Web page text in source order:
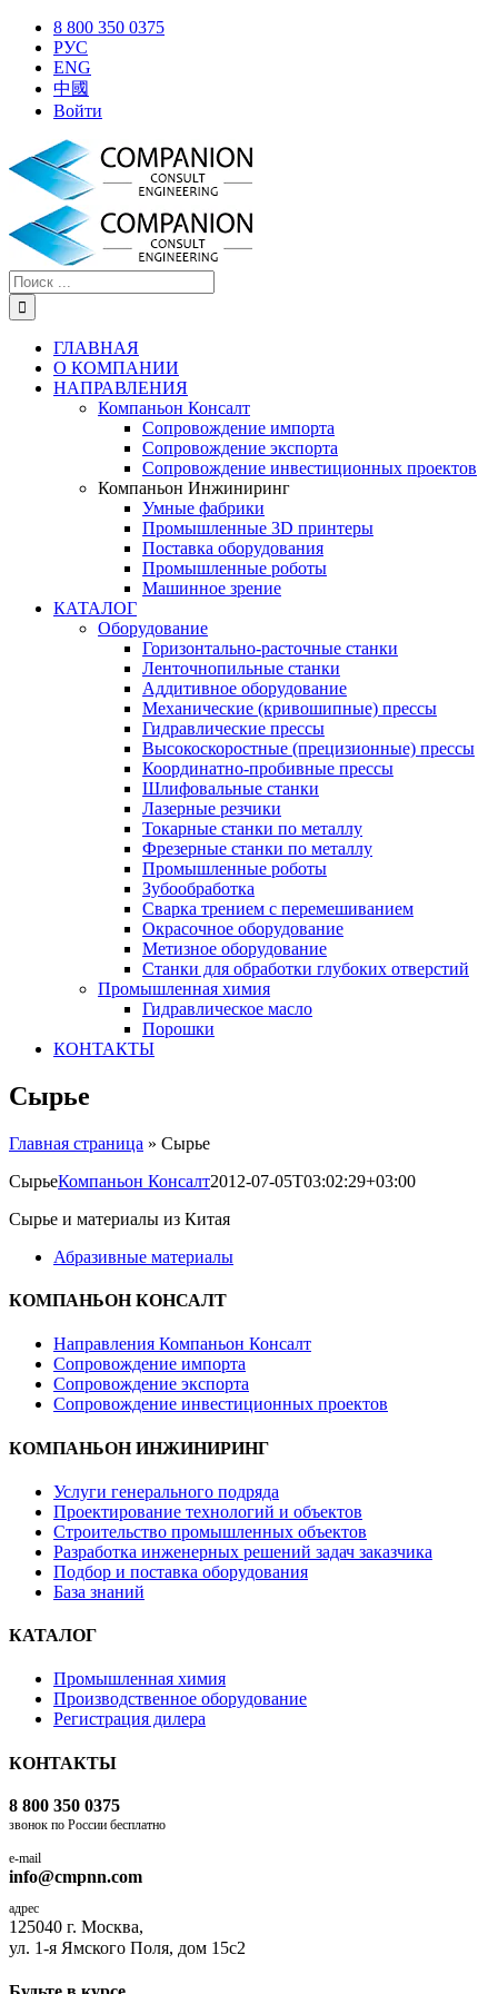
Skip
content
Facebook
YouTube
Instagram8 800 350 0375
РУС
ENG
中國
Войти
Результат
поиска:
ГЛАВНАЯ
О КОМПАНИИ
НАПРАВЛЕНИЯ
Компаньон Консалт
Сопровождение импорта
Сопровождение экспорта
Сопровождение инвестиционных проектов
Компаньон Инжиниринг
Умные фабрики
Промышленные 3D принтеры
Поставка оборудования
Промышленные роботы
Машинное зрение
КАТАЛОГ
Оборудование
Горизонтально-расточные станки
Ленточнопильные станки
Аддитивное оборудование
Механические (кривошипные) прессы
Гидравлические прессы
Высокоскоростные (прецизионные) прессы
Координатно-пробивные прессы
Шлифовальные станки
Лазерные резчики
Токарные станки по металлу
Фрезерные станки по металлу
Промышленные роботы
Зубообработка
Сварка трением с перемешиванием
Окрасочное оборудование
Метизное оборудование
Станки для обработки глубоких отверстий
Промышленная химия
Гидравлическое масло
Порошки
КОНТАКТЫ
Сырье
Главная страница » Сырье
СырьеКомпаньон Консалт2012-07-05T03:02:29+03:00
Сырье и материалы из Китая
Абразивные материалы
КОМПАНЬОН КОНСАЛТ
Направления Компаньон Консалт
Сопровождение импорта
Сопровождение экспорта
Сопровождение инвестиционных проектов
КОМПАНЬОН ИНЖИНИРИНГ
Услуги генерального подряда
Проектирование технологий и объектов
Строительство промышленных объектов
Разработка инженерных решений задач заказчика
Подбор и поставка оборудования
База знаний
КАТАЛОГ
Промышленная химия
Производственное оборудование
Регистрация дилера
КОНТАКТЫ
8 800 350 0375
звонок по России бесплатно
e-mail
info@cmpnn.com
адрес
125040 г. Москва,
ул. 1-я Ямского Поля, дом 15с2